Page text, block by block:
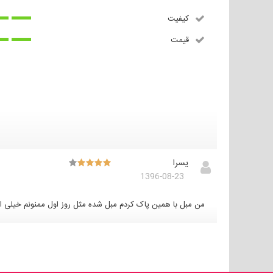
کیفیت
قیمت
یسرا
1396-08-23
من مبل با همین پاک کردم مبل شده مثل روز اول ممنونم خیلی